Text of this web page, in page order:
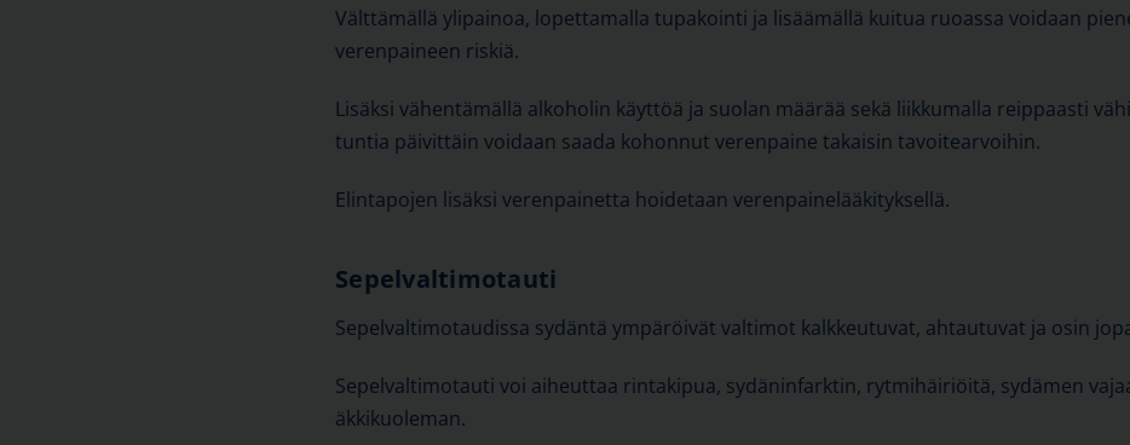
Välttämällä ylipainoa, lopettamalla tupakointi ja lisäämällä kuitua ruoassa voidaan
verenpaineen riskiä.
Lisäksi vähentämällä alkoholin käyttöä ja suolan määrää sekä liikkumalla reippaasti
tuntia päivittäin voidaan saada kohonnut verenpaine takaisin tavoitearvoihin.
Elintapojen lisäksi verenpainetta hoidetaan verenpainelääkityksellä.
Sepelvaltimotauti
Sepelvaltimotaudissa sydäntä ympäröivät valtimot kalkkeutuvat, ahtautuvat ja osin
Sepelvaltimotauti voi aiheuttaa rintakipua, sydäninfarktin, rytmihäiriöitä, sydämen
äkkikuoleman.